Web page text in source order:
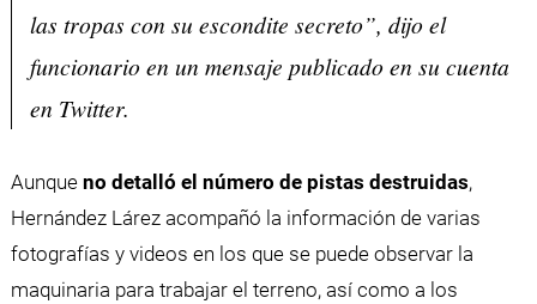
las tropas con su escondite secreto”, dijo el
funcionario en un mensaje publicado en su cuenta
en Twitter.
Aunqueno detalló el número de pistas destruidas,
Hernández Lárez acompañó la información de varias
fotografías y videos en los que se puede observar la
maquinaria para trabajar el terreno, así como a los